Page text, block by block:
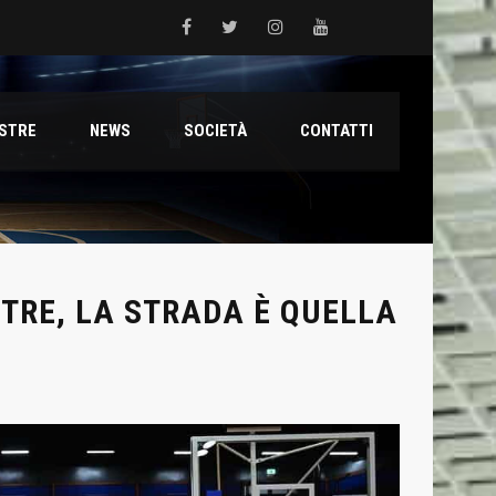
del Grifone nel territorio
Reyer
NEWS SOCIETÀ CONTATTI
LA STRADA È QUELLA